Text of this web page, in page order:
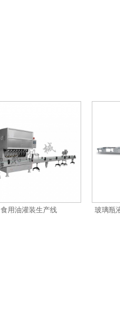
食用油灌装生产线 玻璃瓶